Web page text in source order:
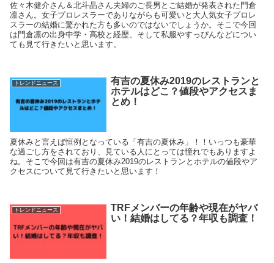
佐々木健介さん＆北斗晶さん夫婦のご長男とご結婚が発表された門倉
凛さん。女子プロレスラーでありながらも可愛いと大人気女子プロレ
スラーの結婚に驚かれた方も多いのではないでしょうか。そこで今回
は門倉凛の出身中学・高校と経歴、そして私服やすっぴんなどについ
ても見て行きたいと思います。
トレンドニュース
有吉の夏休み2019のレストランと
ホテルはどこ？値段やアクセスま
とめ！
夏休みと言えば恒例となっている「有吉の夏休み」！！いっつも豪華
な過ごし方をされており、見ている人にとっては憧れでもありますよ
ね。そこで今回は有吉の夏休み2019のレストランとホテルの値段やア
クセスについて見て行きたいと思います！
トレンドニュース
TRFメンバーの年齢や現在がヤバ
い！結婚はしてる？年収も調査！